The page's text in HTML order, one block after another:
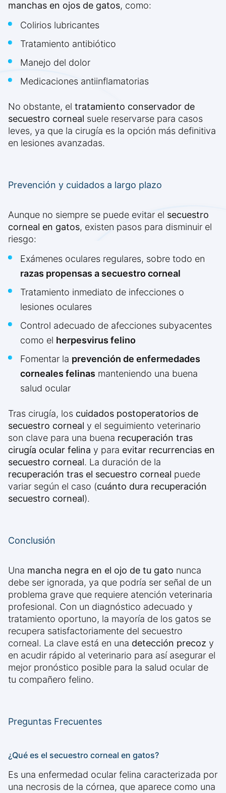
manchas en ojos de gatos, como:
Colirios lubricantes
Tratamiento antibiótico
Manejo del dolor
Medicaciones antiinflamatorias
No obstante, el tratamiento conservador de
secuestro corneal suele reservarse para casos
leves, ya que la cirugía es la opción más definitiva
en lesiones avanzadas.
Prevención y cuidados a largo plazo
Aunque no siempre se puede evitar el secuestro
corneal en gatos, existen pasos para disminuir el
riesgo:
Exámenes oculares regulares, sobre todo en
razas propensas a secuestro corneal
Tratamiento inmediato de infecciones o
lesiones oculares
Control adecuado de afecciones subyacentes
como el herpesvirus felino
Fomentar la prevención de enfermedades
corneales felinas manteniendo una buena
salud ocular
Tras cirugía, los cuidados postoperatorios de
secuestro corneal y el seguimiento veterinario
son clave para una buena recuperación tras
cirugía ocular felina y para evitar recurrencias en
secuestro corneal. La duración de la
recuperación tras el secuestro corneal puede
variar según el caso (cuánto dura recuperación
secuestro corneal).
Conclusión
Una mancha negra en el ojo de tu gato nunca
debe ser ignorada, ya que podría ser señal de un
problema grave que requiere atención veterinaria
profesional. Con un diagnóstico adecuado y
tratamiento oportuno, la mayoría de los gatos se
recupera satisfactoriamente del secuestro
corneal. La clave está en una detección precoz y
en acudir rápido al veterinario para así asegurar el
mejor pronóstico posible para la salud ocular de
tu compañero felino.
Preguntas Frecuentes
¿Qué es el secuestro corneal en gatos?
Es una enfermedad ocular felina caracterizada por
una necrosis de la córnea, que aparece como una